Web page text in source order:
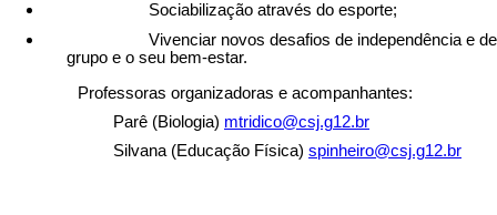
Sociabilização através do esporte;
Vivenciar novos desafios de independência e
grupo e o seu bem-estar.
Professoras organizadoras e acompanhantes:
Parê (Biologia) mtridico@csj.g12.br
Silvana (Educação Física) spinheiro@csj.g12.br